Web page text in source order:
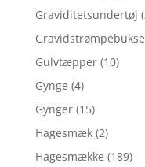
Graviditetsundertøj
Gulvtæpper (10)
Gynge (4)
Gynger (15)
Hagesmæk (2)
Hagesmække (189)